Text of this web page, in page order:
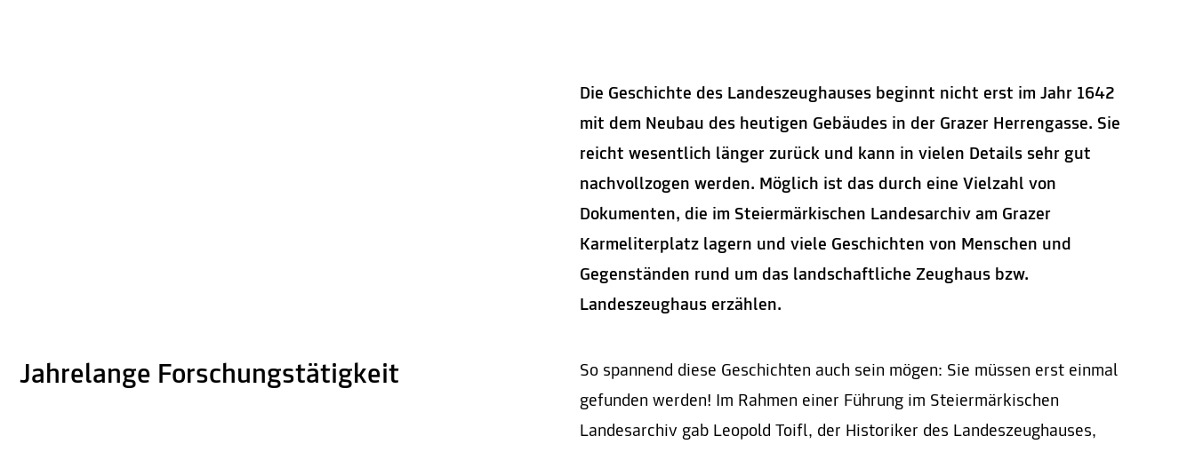
Die Geschichte des Landeszeughauses beginnt nicht erst im Jahr 1642
mit dem Neubau des heutigen Gebäudes in der Grazer Herrengasse. Sie
reicht wesentlich länger zurück und kann in vielen Details sehr gut
nachvollzogen werden. Möglich ist das durch eine Vielzahl von
Dokumenten, die im Steiermärkischen Landesarchiv am Grazer
Karmeliterplatz lagern und viele Geschichten von Menschen und
Gegenständen rund um das landschaftliche Zeughaus bzw.
Landeszeughaus erzählen.
Jahrelange Forschungstätigkeit
So spannend diese Geschichten auch sein mögen: Sie müssen erst einmal
gefunden werden! Im Rahmen einer Führung im Steiermärkischen
Landesarchiv gab Leopold Toifl, der Historiker des Landeszeughauses,